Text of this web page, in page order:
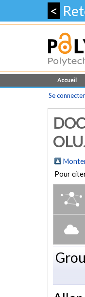
<
Accueil
Se connecter
Pour